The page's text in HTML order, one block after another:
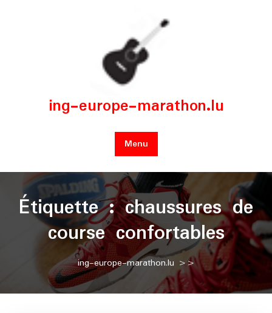
ing-europe-marathon.lu
Menu
Étiquette :chaussures de
course confortables
ing-europe-marathon.lu >>